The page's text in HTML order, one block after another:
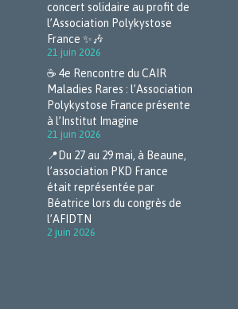
concert solidaire au profit de
l’Association Polykystose
France ✨🎶
21 juin 2026
☕ 4e Rencontre du CAIR
Maladies Rares : l’Association
Polykystose France présente
à l’Institut Imagine
21 juin 2026
📍Du 27 au 29 mai, à Beaune,
l’association PKD France
était représentée par
Béatrice lors du congrès de
l’AFIDTN
2 juin 2026